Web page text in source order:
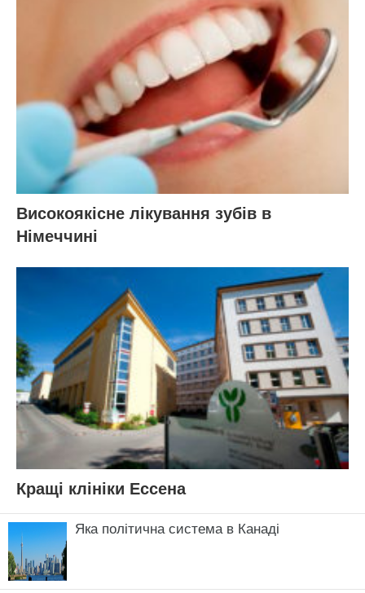
Високоякісне лікування зубів в
Німеччині
Кращі клініки Ессена
Яка політична система в Канаді